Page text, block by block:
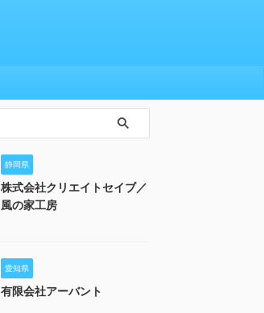
静岡県
株式会社クリエイトセイブ／
風の家工房
愛知県
有限会社アーバント